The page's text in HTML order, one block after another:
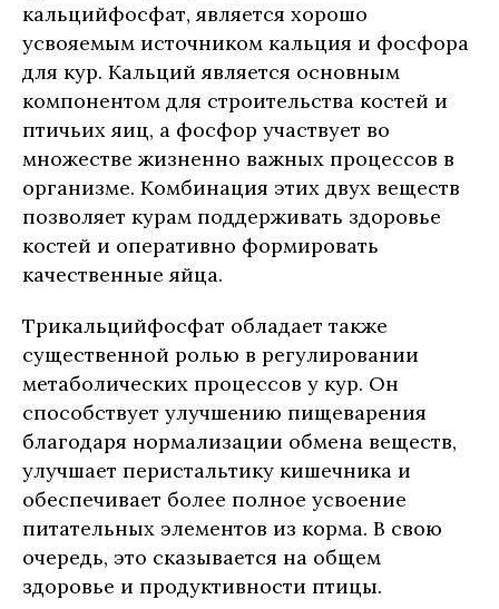
кальцийфосфат, является хорошо
усвояемым источником кальция и фосфора
для кур. Кальций является основным
компонентом для строительства костей и
птичьих яиц, а фосфор участвует во
множестве жизненно важных процессов в
организме. Комбинация этих двух веществ
позволяет курам поддерживать здоровье
костей и оперативно формировать
качественные яйца.
Трикальцийфосфат обладает также
существенной ролью в регулировании
метаболических процессов у кур. Он
способствует улучшению пищеварения
благодаря нормализации обмена веществ,
улучшает перистальтику кишечника и
обеспечивает более полное усвоение
питательных элементов из корма. В свою
очередь, это сказывается на общем
здоровье и продуктивности птицы.